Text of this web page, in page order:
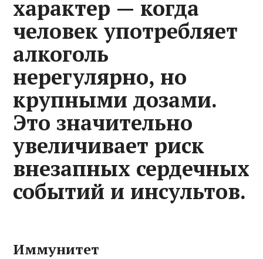
характер — когда
человек употребляет
алкоголь
нерегулярно, но
крупными дозами.
Это значительно
увеличивает риск
внезапных сердечных
событий и инсультов.
Иммунитет